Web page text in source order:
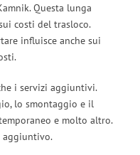
Questa lunga
costi del trasloco.
influisce anche sui
i servizi aggiuntivi.
lo smontaggio e il
e molto altro.
aggiuntivo.